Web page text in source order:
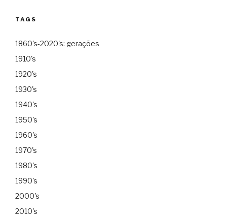
TAGS
1860's-2020's: gerações
1910's
1920's
1930's
1940's
1950's
1960's
1970's
1980's
1990's
2000's
2010's